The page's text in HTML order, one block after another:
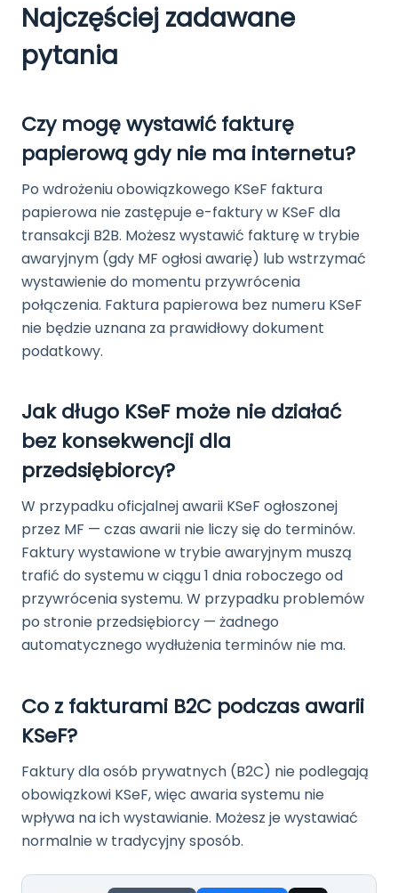
Najczęściej zadawane
pytania
Czy mogę wystawić fakturę
papierową gdy nie ma internetu?
Po wdrożeniu obowiązkowego KSeF faktura
papierowa nie zastępuje e-faktury w KSeF dla
transakcji B2B. Możesz wystawić fakturę w trybie
awaryjnym (gdy MF ogłosi awarię) lub wstrzymać
wystawienie do momentu przywrócenia
połączenia. Faktura papierowa bez numeru KSeF
nie będzie uznana za prawidłowy dokument
podatkowy.
Jak długo KSeF może nie działać
bez konsekwencji dla
przedsiębiorcy?
W przypadku oficjalnej awarii KSeF ogłoszonej
przez MF — czas awarii nie liczy się do terminów.
Faktury wystawione w trybie awaryjnym muszą
trafić do systemu w ciągu 1 dnia roboczego od
przywrócenia systemu. W przypadku problemów
po stronie przedsiębiorcy — żadnego
automatycznego wydłużenia terminów nie ma.
Co z fakturami B2C podczas awarii
KSeF?
Faktury dla osób prywatnych (B2C) nie podlegają
obowiązkowi KSeF, więc awaria systemu nie
wpływa na ich wystawianie. Możesz je wystawiać
normalnie w tradycyjny sposób.